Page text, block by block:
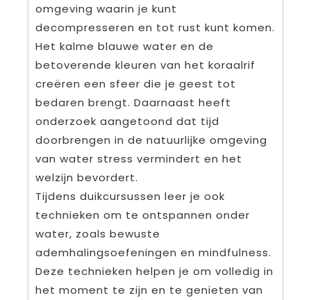
omgeving waarin je kunt
decompresseren en tot rust kunt komen.
Het kalme blauwe water en de
betoverende kleuren van het koraalrif
creëren een sfeer die je geest tot
bedaren brengt. Daarnaast heeft
onderzoek aangetoond dat tijd
doorbrengen in de natuurlijke omgeving
van water stress vermindert en het
welzijn bevordert.
Tijdens duikcursussen leer je ook
technieken om te ontspannen onder
water, zoals bewuste
ademhalingsoefeningen en mindfulness.
Deze technieken helpen je om volledig in
het moment te zijn en te genieten van